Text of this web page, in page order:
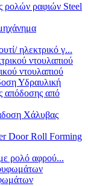
ρολών ραφιών Steel
ηλεκτρικό γ...
ντουλαπιού
Χάλυβας
ρολό αφρού...